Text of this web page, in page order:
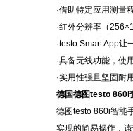
·借助特定应用测量
·红外分辨率（
·testo Smart App
·具备无线功能，使
·实用性强且坚固耐
德国德图testo 860i
德图testo 860i智能
实现的简易操作，